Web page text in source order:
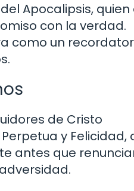
Apocalipsis, quien
con la verdad.
como un
de Cristo
y Felicidad,
antes que